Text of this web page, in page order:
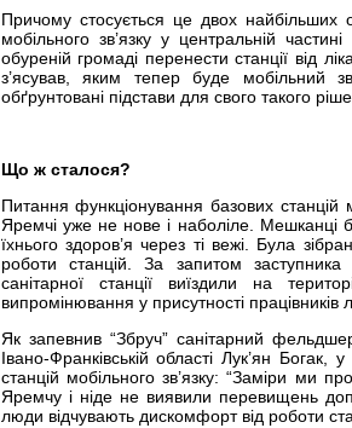
Причому стосується це двох найбільших
мобільного зв’язку у центральній
обуреній громаді перенести станції від
з’ясував, яким тепер буде мобільний
обґрунтовані підстави для свого такого
Що ж сталося?
Питання функціонування базових станцій
Яремчі уже не нове і наболіле. Мешканці
їхнього здоров’я через ті вежі. Була
роботи станцій. За запитом
санітарної станції виїздили на
випромінювання у присутності працівників
Як запевнив “Збруч” санітарний
Івано-Франківській області Лук’ян
станцій мобільного зв’язку: “Заміри ми
Яремчу і ніде не виявили перевищень
люди відчувають дискомфорт від роботи